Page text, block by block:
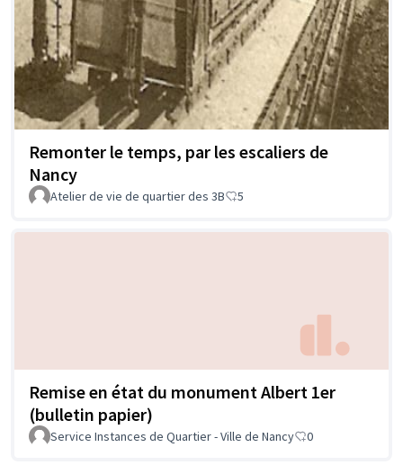
Remonter le temps, par les escaliers de
Nancy
Atelier de vie de quartier des 3B 5
Remise en état du monument Albert 1er
(bulletin papier)
Service Instances de Quartier - Ville de Nancy 0